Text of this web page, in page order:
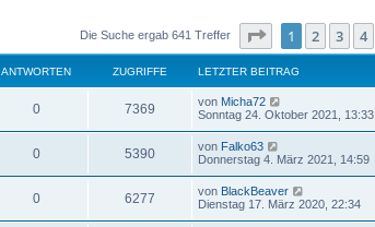
Die Suche ergab 641 Treffer Seite von13
1 2 3 4
ANTWORTEN ZUGRIFFE LETZTER BEITRAG
0 7369 von Micha72
Sonntag 24. Oktober 2021, 13:33
0 5390 von Falko63
Donnerstag 4. März 2021, 14:59
0 6277 von BlackBeaver
Dienstag 17. März 2020, 22:34